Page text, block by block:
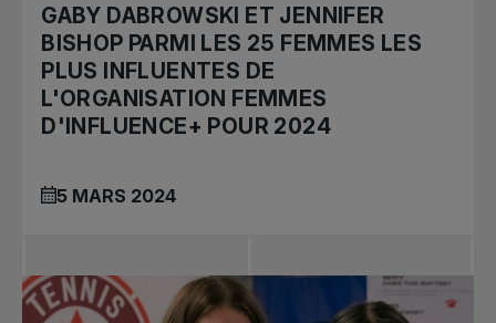
GABY DABROWSKI ET JENNIFER
BISHOP PARMI LES 25 FEMMES LES
PLUS INFLUENTES DE
L'ORGANISATION FEMMES
D'INFLUENCE+ POUR 2024
5 MARS 2024